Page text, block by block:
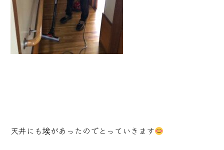
天井にも埃があったのでとっていきます